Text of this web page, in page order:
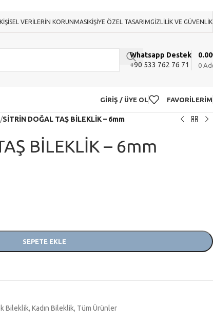
KIŞISEL VERILERIN KORUNMASIKIŞIYE ÖZEL TASARIMGIZLILIK VE GÜVENLIK
Whatsapp Destek
+90 533 762 76 71
0
0.00
GIRIŞ / ÜYE OL FAVORILERIM
/SİTRİN DOĞAL TAŞ BİLEKLİK – 6mm
BİLEKLİK – 6mm
SEPETE EKLE
Bileklik, Kadın Bileklik, Tüm Ürünler